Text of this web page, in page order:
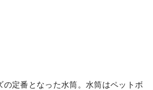
の定番となった水筒。水筒はペットボ